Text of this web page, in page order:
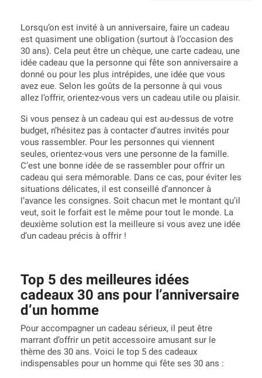
Lorsqu’on est invité à un anniversaire, faire un cadeau
est quasiment une obligation (surtout à l’occasion des
30 ans). Cela peut être un chèque, une carte cadeau, une
idée cadeau que la personne qui fête son anniversaire a
donné ou pour les plus intrépides, une idée que vous
avez eue. Selon les goûts de la personne à qui vous
allez l’offrir, orientez-vous vers un cadeau utile ou plaisir.
Si vous pensez à un cadeau qui est au-dessus de votre
budget, n’hésitez pas à contacter d’autres invités pour
vous rassembler. Pour les personnes qui viennent
seules, orientez-vous vers une personne de la famille.
C’est une bonne idée de se rassembler pour offrir un
cadeau qui sera mémorable. Dans ce cas, pour éviter les
situations délicates, il est conseillé d’annoncer à
l’avance les consignes. Soit chacun met le montant qu’il
veut, soit le forfait est le même pour tout le monde. La
deuxième solution est la meilleure si vous avez une idée
d’un cadeau précis à offrir !
Top 5 des meilleures idées
cadeaux 30 ans pour l’anniversaire
d’un homme
Pour accompagner un cadeau sérieux, il peut être
marrant d’offrir un petit accessoire amusant sur le
thème des 30 ans. Voici le top 5 des cadeaux
indispensables pour un homme qui fête ses 30 ans :